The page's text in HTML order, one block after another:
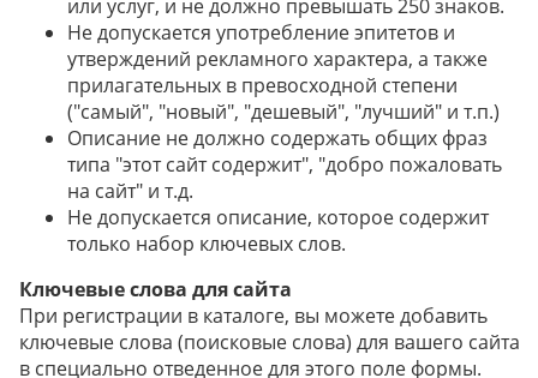
или услуг, и не должно превышать 250 знаков.
Не допускается употребление эпитетов и
утверждений рекламного характера, а также
прилагательных в превосходной степени
("самый", "новый", "дешевый", "лучший" и т.п.)
Описание не должно содержать общих фраз
типа "этот сайт содержит", "добро пожаловать
на сайт" и т.д.
Не допускается описание, которое содержит
только набор ключевых слов.
Ключевые слова для сайта
При регистрации в каталоге, вы можете добавить
ключевые слова (поисковые слова) для вашего сайта
в специально отведенное для этого поле формы.